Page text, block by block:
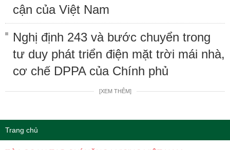
cận của Việt Nam
Nghị định 243 và bước chuyển trong
tư duy phát triển điện mặt trời mái nhà,
cơ chế DPPA của Chính phủ
[XEM THÊM]
Trang chủ